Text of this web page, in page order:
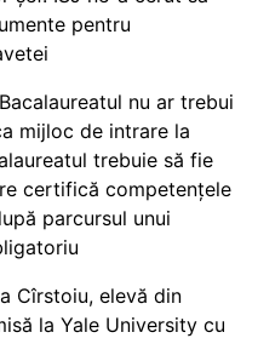
pentru
nu ar trebui
mijloc de intrare la
trebuie să fie
certifică competențele
parcursul unui
Cîrstoiu, elevă din
la Yale University cu